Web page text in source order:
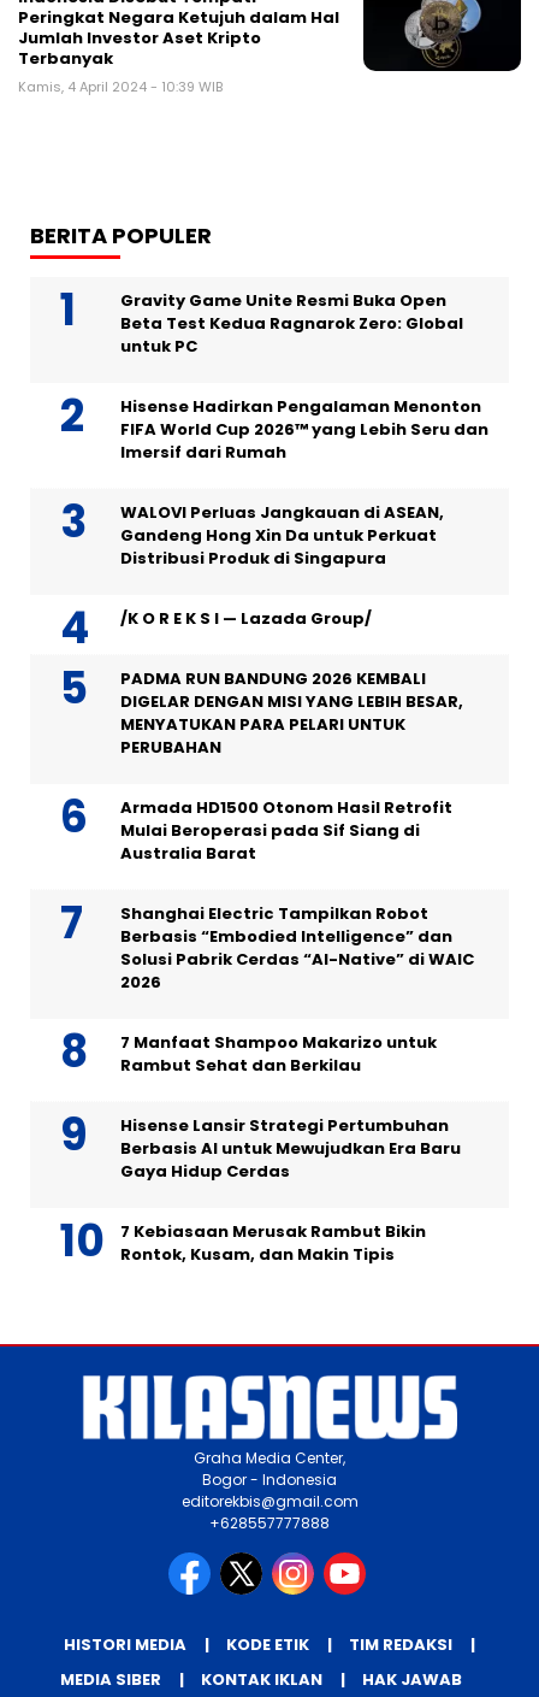
Peringkat Negara Ketujuh dalam Hal
Jumlah Investor Aset Kripto
Terbanyak
Kamis, 4 April 2024 - 10:39 WIB
BERITA POPULER
Gravity Game Unite Resmi Buka Open
Beta Test Kedua Ragnarok Zero: Global
untuk PC
Hisense Hadirkan Pengalaman Menonton
FIFA World Cup 2026™ yang Lebih Seru dan
Imersif dari Rumah
WALOVI Perluas Jangkauan di ASEAN,
Gandeng Hong Xin Da untuk Perkuat
Distribusi Produk di Singapura
/K O R E K S I — Lazada Group/
PADMA RUN BANDUNG 2026 KEMBALI
DIGELAR DENGAN MISI YANG LEBIH BESAR,
MENYATUKAN PARA PELARI UNTUK
PERUBAHAN
Armada HD1500 Otonom Hasil Retrofit
Mulai Beroperasi pada Sif Siang di
Australia Barat
Shanghai Electric Tampilkan Robot
Berbasis “Embodied Intelligence” dan
Solusi Pabrik Cerdas “AI-Native” di WAIC
2026
7 Manfaat Shampoo Makarizo untuk
Rambut Sehat dan Berkilau
Hisense Lansir Strategi Pertumbuhan
Berbasis AI untuk Mewujudkan Era Baru
Gaya Hidup Cerdas
7 Kebiasaan Merusak Rambut Bikin
Rontok, Kusam, dan Makin Tipis
Graha Media Center,
Bogor - Indonesia
editorekbis@gmail.com
+628557777888
HISTORI MEDIA KODE ETIK
TIM REDAKSI
MEDIA SIBER
KONTAK IKLAN HAK JAWAB